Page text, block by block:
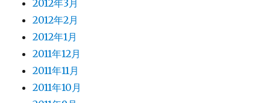
2012年3月
2012年2月
2012年1月
2011年12月
2011年11月
2011年10月